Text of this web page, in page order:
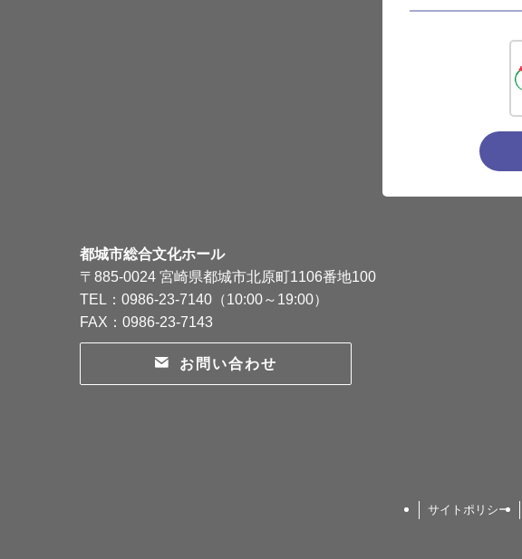
都城市総合文化ホール
〒885-0024 宮崎県都城市北原町1106番地100
TEL：0986-23-7140（10:00～19:00）
FAX：0986-23-7143
お問い合わせ
サイトポリシー